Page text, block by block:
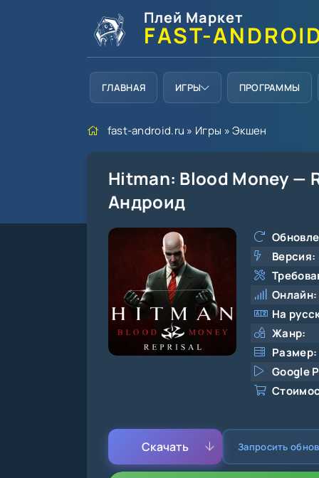
Плей Маркет
FAST-
ГЛАВНАЯ ИГРЫ ПРОГРАММЫ
fast-android.ru » Игры »Экшен
Hitman: Blood Money —
Андроид
Версия:
Онлайн:
На
Жанр:
Размер:
Google
Скачать Запросить